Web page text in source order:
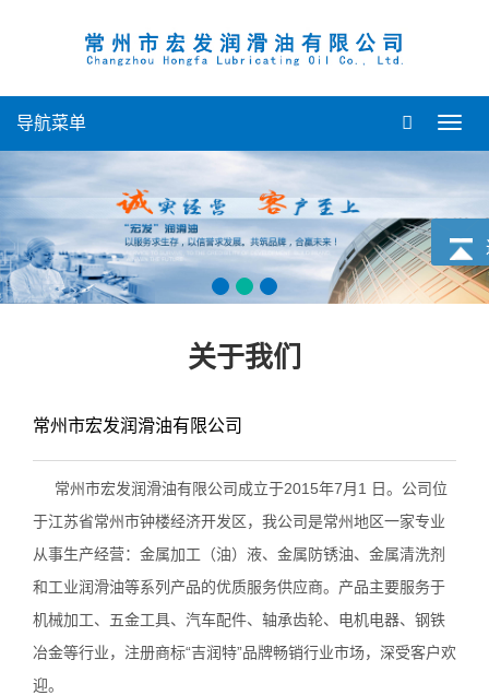
导
单
导航菜单
关于我们
常州市宏发润滑油有限公司
常州市宏发润滑油有限公司成立于2015年7月1 日。公司位
于江苏省常州市钟楼经济开发区，我公司是常州地区一家专业
从事生产经营：金属加工（油）液、金属防锈油、金属清洗剂
和工业润滑油等系列产品的优质服务供应商。产品主要服务于
机械加工、五金工具、汽车配件、轴承齿轮、电机电器、钢铁
冶金等行业，注册商标“吉润特​”品牌畅销行业市场，深受客户欢
迎。